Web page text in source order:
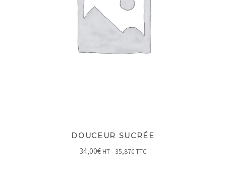
DOUCEUR SUCRÉE
34,00€ HT -35,87€TTC